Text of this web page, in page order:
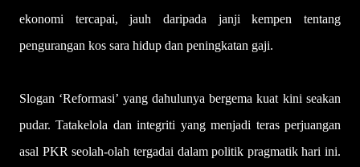
ekonomi tercapai, jauh daripada janji kempen tentang
pengurangan kos sara hidup dan peningkatan gaji.
Slogan ‘Reformasi’ yang dahulunya bergema kuat kini seakan
pudar. Tatakelola dan integriti yang menjadi teras perjuangan
asal PKR seolah-olah tergadai dalam politik pragmatik hari ini.